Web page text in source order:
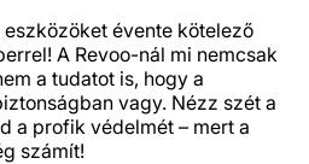
évente kötelező
A Revoo-nál mi nemcsak
a tudatot is, hogy a
vagy. Nézz szét a
a profik védelmét – mert a
számít!